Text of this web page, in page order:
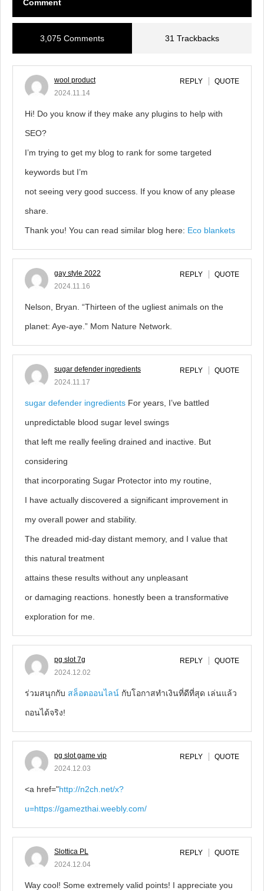
Comment
3,075 Comments 31 Trackbacks
wool product
2024.11.14
REPLY QUOTE
Hi! Do you know if they make any plugins to help with
SEO?
I’m trying to get my blog to rank for some targeted
keywords but I’m
not seeing very good success. If you know of any please
share.
Thank you! You can read similar blog here: Eco blankets
gay style 2022
2024.11.16
REPLY QUOTE
Nelson, Bryan. “Thirteen of the ugliest animals on the
planet: Aye-aye.” Mom Nature Network.
sugar defender ingredients
2024.11.17
REPLY QUOTE
sugar defender ingredients For years, I’ve battled
unpredictable blood sugar level swings
that left me really feeling drained and inactive. But
considering
that incorporating Sugar Protector into my routine,
I have actually discovered a significant improvement in
my overall power and stability.
The dreaded mid-day distant memory, and I value that
this natural treatment
attains these results without any unpleasant
or damaging reactions. honestly been a transformative
exploration for me.
pg slot 7g
2024.12.02
REPLY QUOTE
ร่วมสนุกกับ สล็อตออนไลน์ กับโอกาสทำเงินที่ดีที่สุด เล่นแล้ว
ถอนได้จริง!
pg slot game vip
2024.12.03
REPLY QUOTE
<a href="http://n2ch.net/x?
u=https://gamezthai.weebly.com/
Slottica PL
2024.12.04
REPLY QUOTE
Way cool! Some extremely valid points! I appreciate you